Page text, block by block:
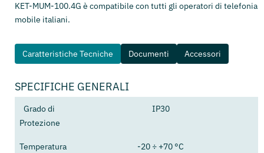
KET-MUM-100.4G è compatibile con tutti gli operatori di telefonia
mobile italiani.
Caratteristiche Tecniche Documenti Accessori
SPECIFICHE GENERALI
Grado di
Protezione
IP30
Temperatura
-20 ÷ +70 °C